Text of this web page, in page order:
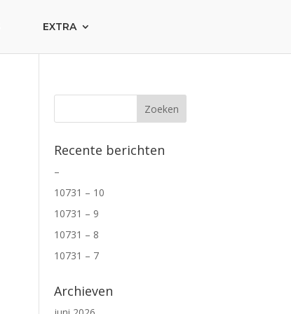
EXTRA
Recente berichten
–
10731 – 10
10731 – 9
10731 – 8
10731 – 7
Archieven